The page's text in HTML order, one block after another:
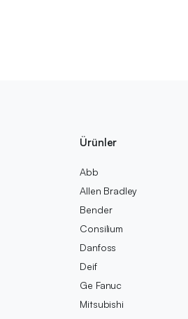
Ürünler
Abb
Allen Bradley
Bender
Consilium
Danfoss
Deif
Ge Fanuc
Mitsubishi